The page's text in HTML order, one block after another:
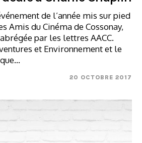
de l’année mis sur pied
Amis du Cinéma de Cossonay,
par les lettres AACC.
et Environnement et le
20 OCTOBRE 2017